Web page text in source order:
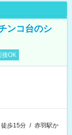
ンコ台のシ
接OK
歩15分 / 赤羽駅か